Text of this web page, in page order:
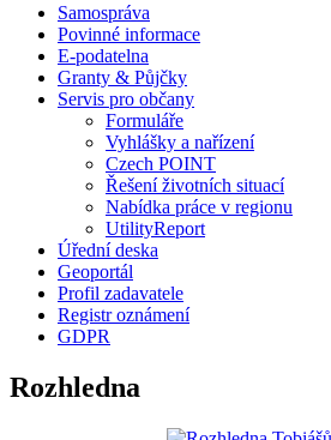
Samospráva
Povinné informace
E-podatelna
Granty & Půjčky
Servis pro občany
Formuláře
Vyhlášky a nařízení
Czech POINT
Řešení životních situací
Nabídka práce v regionu
UtilityReport
Úřední deska
Geoportál
Profil zadavatele
Registr oznámení
GDPR
Rozhledna